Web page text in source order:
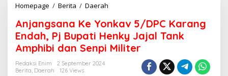
Homepage / Berita / Daerah
j
a
n
g
Anjangsana Ke Yonkav 5/DPC Karang
Endah, Pj Bupati Henky Jajal Tank
Amphibi dan Senpi Militer
Redaksi Enim
2 September 2024
Berita, Daerah 126 Views